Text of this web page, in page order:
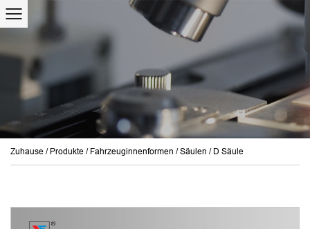
Zuhause / Produkte / Fahrzeuginnenformen /Säulen / D Säule